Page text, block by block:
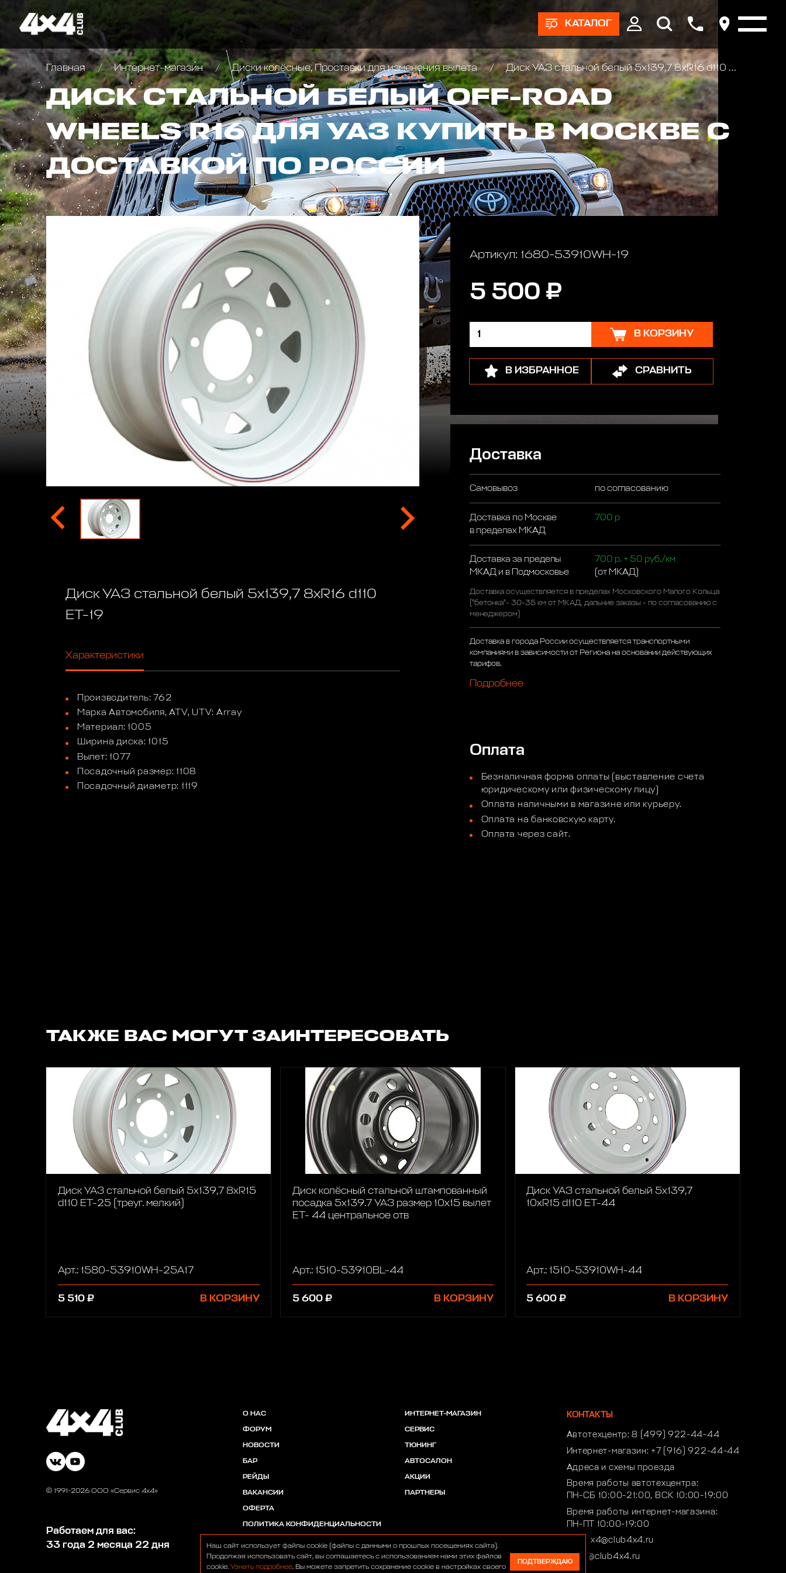
КАТАЛОГ
Главная Интернет-магазин Диски колёсные, Проставки для изменения вылета Диск УАЗ стальной белый 5x139,7 8xR16 d110 ET-19
ДИСК СТАЛЬНОЙ БЕЛЫЙ OFF-ROAD
WHEELS R16 ДЛЯ УАЗ КУПИТЬ В МОСКВЕ С
ДОСТАВКОЙ ПО РОССИИ
Диск УАЗ стальной белый 5x139,7 8xR16 d110
ET-19
Характеристики
Производитель: 762
Марка Автомобиля, ATV, UTV: Array
Материал: 1005
Ширина диска: 1015
Вылет: 1077
Посадочный размер: 1108
Посадочный диаметр: 1119
Артикул: 1680-53910WH-19
5 500 ₽
В КОРЗИНУ
В ИЗБРАННОЕ СРАВНИТЬ
Доставка
Самовывоз по согласованию
Доставка по Москве
в пределах МКАД
700 р
Доставка за пределы
МКАД и в Подмосковье
700 р. + 50 руб./км
(от МКАД)
Доставка осуществляется в пределах Московского Малого Кольца
("бетонка"- 30-35 км от МКАД, дальние заказы - по согласованию с
менеджером)
Доставка в города России осуществляется транспортными
компаниями в зависимости от Региона на основании действующих
тарифов.
Подробнее
Оплата
Безналичная форма оплаты (выставление счета
юридическому или физическому лицу)
Оплата наличными в магазине или курьеру.
Оплата на банковскую карту.
Оплата через сайт.
ТАКЖЕ ВАС МОГУТ ЗАИНТЕРЕСОВАТЬ
Диск УАЗ стальной белый 5x139,7 8xR15
d110 ET-25 (треуг. мелкий)
Арт.: 1580-53910WH-25A17
5 510 ₽ В КОРЗИНУ
Диск колёсный стальной штампованный
посадка 5x139.7 УАЗ размер 10х15 вылет
ET- 44 центральное отв
Арт.: 1510-53910BL-44
5 600 ₽ В КОРЗИНУ
Диск УАЗ стальной белый 5x139,7
10xR15 d110 ET-44
Арт.: 1510-53910WH-44
5 600 ₽ В КОРЗИНУ
© 1991-2026 ООО «Сервис 4х4»
Работаем для вас:
33 года 2 месяца 22 дня
О НАС
ФОРУМ
НОВОСТИ
БАР
РЕЙДЫ
ВАКАНСИИ
ОФЕРТА
ПОЛИТИКА КОНФИДЕНЦИАЛЬНОСТИ
ИНТЕРНЕТ-МАГАЗИН
СЕРВИС
ТЮНИНГ
АВТОСАЛОН
АКЦИИ
ПАРТНЕРЫ
КОНТАКТЫ
Автотехцентр:8 (499) 922-44-44
Интернет-магазин: +7 (916) 922-44-44
Адреса и схемы проезда
Время работы автотехцентра:
ПН-СБ 10:00-21:00, ВСК 10:00-19:00
Время работы интернет-магазина:
ПН-ПТ 10:00-19:00
club4x4@club4x4.ru
shop@club4x4.ru
Наш сайт использует файлы cookie (файлы с данными о прошлых посещениях сайта).
Продолжая использовать сайт, вы соглашаетесь с использованием нами этих файлов
cookie. Узнать подробнее. Вы можете запретить сохранение cookie в настройках своего
ПОДТВЕРЖДАЮ